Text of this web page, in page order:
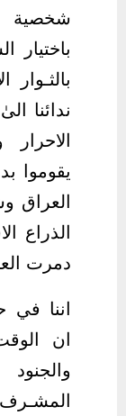
شخصية
باختيار
ندائنا
يقوموا
العراق
الذراع
دمرت
اننا في
ان